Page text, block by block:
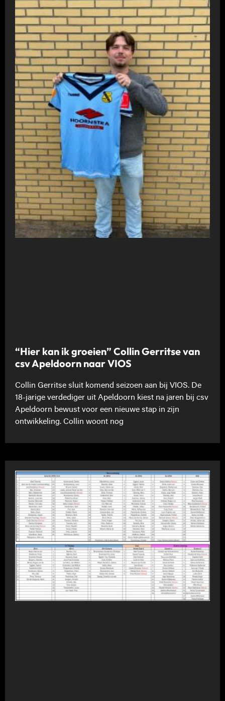
“Hier kan ik groeien” Collin Gerritse van
csv Apeldoorn naar VIOS
Collin Gerritse sluit komend seizoen aan bij VIOS. De
18-jarige verdediger uit Apeldoorn kiest na jaren bij csv
Apeldoorn bewust voor een nieuwe stap in zijn
ontwikkeling. Collin woont nog